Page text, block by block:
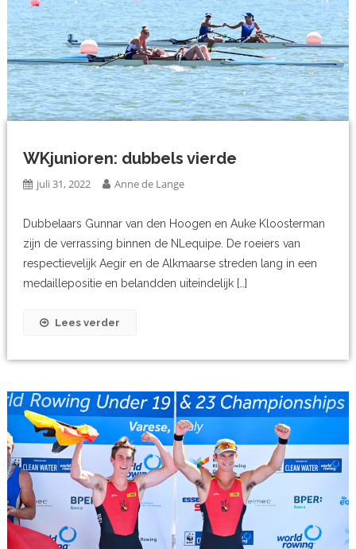
WKjunioren: dubbels vierde
juli 31, 2022 Anne de Lange
Dubbelaars Gunnar van den Hoogen en Auke Kloosterman
zijn de verrassing binnen de NLequipe. De roeiers van
respectievelijk Aegir en de Alkmaarse streden lang in een
medaillepositie en belandden uiteindelijk […]
Lees verder